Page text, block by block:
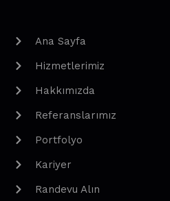
Ana Sayfa
Hizmetlerimiz
Hakkımızda
Referanslarımız
Portfolyo
Kariyer
Randevu Alın